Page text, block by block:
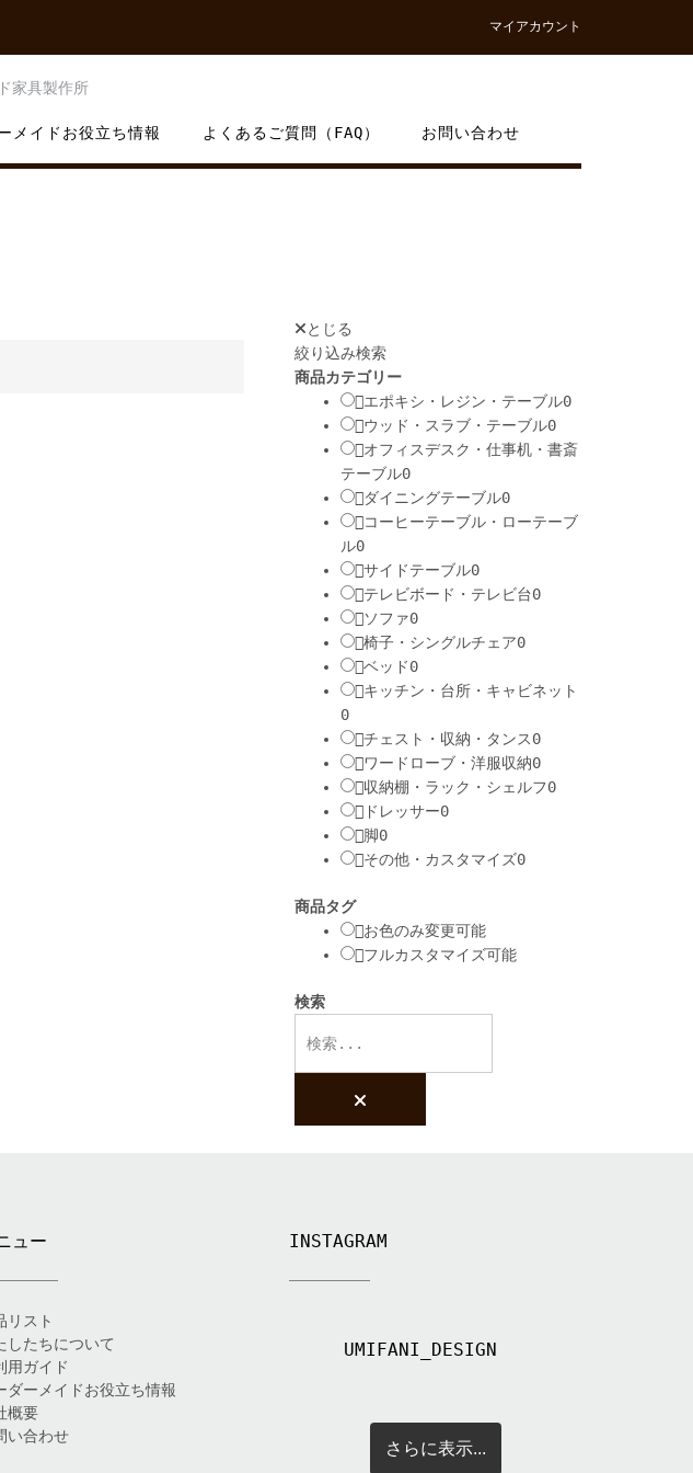
マイアカウント
メイドお役立ち情報 よくあるご質問（FAQ） お問い合わせ
とじる
絞り込み検索
商品カテゴリー
エポキシ・レジン・テーブル0
ウッド・スラブ・テーブル0
オフィスデスク・仕事机・書斎
テーブル0
ダイニングテーブル0
コーヒーテーブル・ローテーブ
ル0
サイドテーブル0
テレビボード・テレビ台0
ソファ0
椅子・シングルチェア0
ベッド0
キッチン・台所・キャビネット
0
チェスト・収納・タンス0
ワードローブ・洋服収納0
収納棚・ラック・シェルフ0
ドレッサー0
脚0
その他・カスタマイズ0
商品タグ
お色のみ変更可能
フルカスタマイズ可能
検索
products:
ュー
リスト
したちについて
用ガイド
ダーメイドお役立ち情報
概要
い合わせ
INSTAGRAM
UMIFANI_DESIGN
さらに表示...